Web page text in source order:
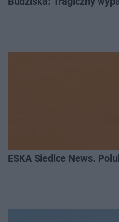
ESKA Siedlce News.